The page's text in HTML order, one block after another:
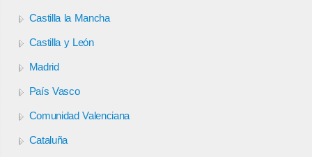
Castilla la Mancha
Castilla y León
Madrid
País Vasco
Comunidad Valenciana
Cataluña